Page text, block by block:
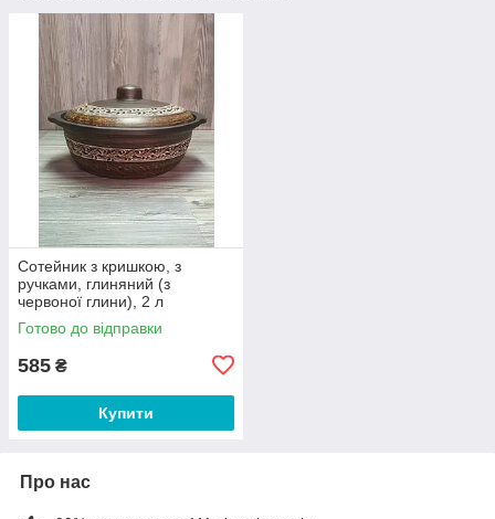
Сотейник з кришкою, з
ручками, глиняний (з
червоної глини), 2 л
Готово до відправки
585 ₴
Купити
Про нас